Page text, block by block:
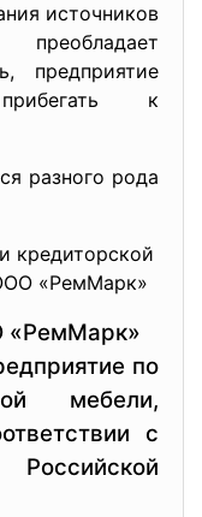
источников
предприятие
к
разного рода
кредиторской
«РемМарк»
«РемМарк»
по
мебели,
с